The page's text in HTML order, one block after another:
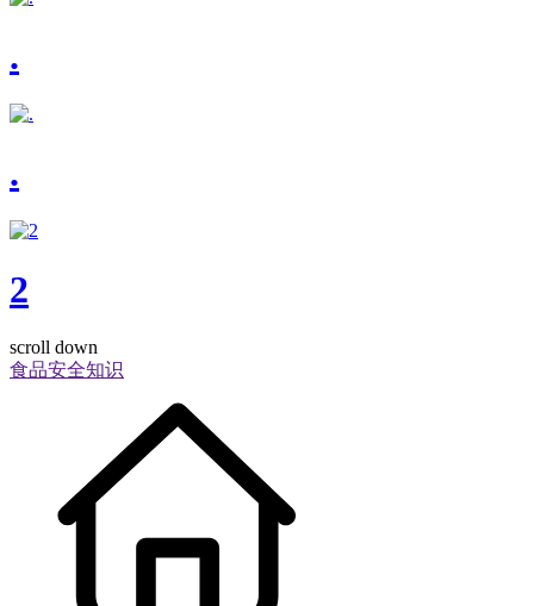
.
.
2
scroll down
食品安全知识